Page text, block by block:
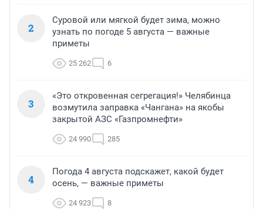
2
Суровой или мягкой будет зима, можно
узнать по погоде 5 августа — важные
приметы
25 262 6
3
«Это откровенная сегрегация!» Челябинца
возмутила заправка «Чангана» на якобы
закрытой АЗС «Газпромнефти»
24 990 285
4
Погода 4 августа подскажет, какой будет
осень, — важные приметы
24 923 8